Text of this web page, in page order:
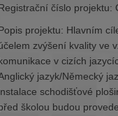
číslo projektu:
projektu: Hlavním
zvýšení kvality ve
v cizích
jazyk/Německý
schodišťové
školou budou